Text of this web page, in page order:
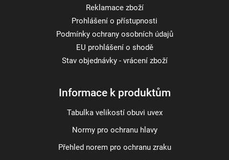
Reklamace zboží
Prohlášení o přístupnosti
Podmínky ochrany osobních údajů
EU prohlášení o shodě
Stav objednávky - vrácení zboží
Informace k produktům
Tabulka velikostí obuvi uvex
Normy pro ochranu hlavy
Přehled norem pro ochranu zraku